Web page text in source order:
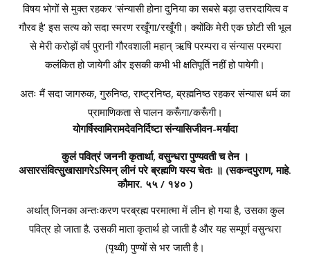
विषय भोगों से मुक्त रहकर 'संन्यासी होना दुनिया का सबसे बड़ा उत्तरदायित्व व
गौरव है' इस सत्य को सदा स्मरण रखूँगा/रखूँगी। क्योंकि मेरी एक छोटी सी भूल
से मेरी करोड़ों वर्ष पुरानी गौरवशाली महान् ऋषि परम्परा व संन्यास परम्परा
कलंकित हो जायेगी और इसकी कभी भी क्षतिपूर्ति नहीं हो पायेगी।
अतः मैं सदा जागरुक, गुरुनिष्ठ, राष्ट्रनिष्ठ, ब्रह्मनिष्ठ रहकर संन्यास धर्म का
प्रामाणिकता से पालन करूँगा/करूँगी।
योगर्षिस्वामिरामदेवनिर्दिष्टा संन्यासिजीवन-मर्यादा
कुलं पवित्रं जननी कृतार्था, वसुन्धरा पुण्यवती च तेन ।
असारसंवित्सुखासागरेऽस्मिन् लीनं परे ब्रह्मणि यस्य चेतः ॥ (सकन्दपुराण, माहे.
कौमार. ५५ / १४० )
अर्थात् जिनका अन्तःकरण परब्रह्म परमात्मा में लीन हो गया है, उसका कुल
पवित्र हो जाता है. उसकी माता कृतार्थ हो जाती है और यह सम्पूर्ण वसुन्धरा
(पृथ्वी) पुण्यों से भर जाती है।